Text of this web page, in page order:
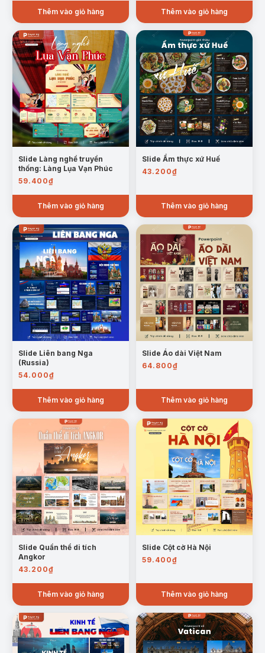
Thêm vào giỏ hàng Thêm vào giỏ hàng
Slide Làng nghề truyền
thống: Làng Lụa Vạn Phúc
59.400₫
Thêm vào giỏ hàng
Slide Ẩm thực xứ Huế
43.200₫
Thêm vào giỏ hàng
Slide Liên bang Nga
(Russia)
54.000₫
Thêm vào giỏ hàng
Slide Áo dài Việt Nam
64.800₫
Thêm vào giỏ hàng
Slide Quần thể di tích
Angkor
43.200₫
Thêm vào giỏ hàng
Slide Cột cờ Hà Nội
59.400₫
Thêm vào giỏ hàng